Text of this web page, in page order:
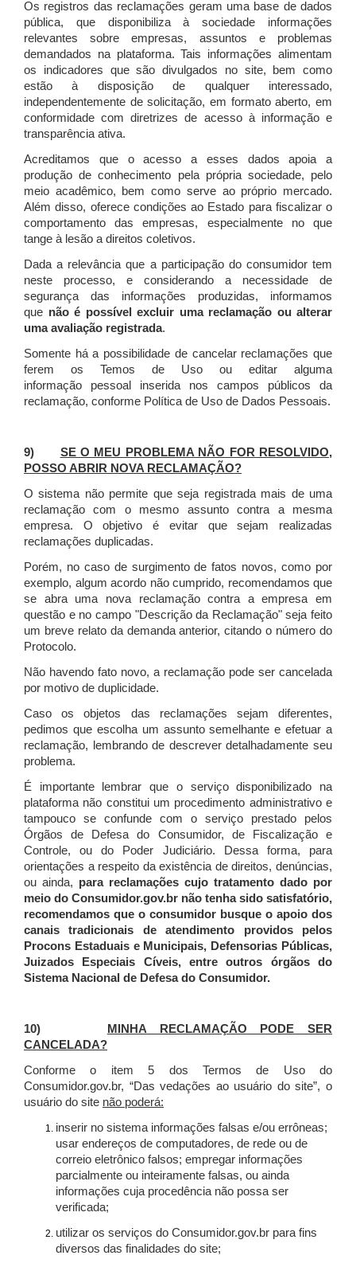
Os registros das reclamações geram uma base de dados
pública, que disponibiliza à sociedade informações
relevantes sobre empresas, assuntos e problemas
demandados na plataforma. Tais informações alimentam
os indicadores que são divulgados no site, bem como
estão à disposição de qualquer interessado,
independentemente de solicitação, em formato aberto, em
conformidade com diretrizes de acesso à informação e
transparência ativa.
Acreditamos que o acesso a esses dados apoia a
produção de conhecimento pela própria sociedade, pelo
meio acadêmico, bem como serve ao próprio mercado.
Além disso, oferece condições ao Estado para fiscalizar o
comportamento das empresas, especialmente no que
tange à lesão a direitos coletivos.
Dada a relevância que a participação do consumidor tem
neste processo, e considerando a necessidade de
segurança das informações produzidas, informamos
que não é possível excluir uma reclamação ou alterar
uma avaliação registrada.
Somente há a possibilidade de cancelar reclamações que
ferem os Temos de Uso ou editar alguma
informação pessoal inserida nos campos públicos da
reclamação, conforme Política de Uso de Dados Pessoais.
9) SE O MEU PROBLEMA NÃO FOR RESOLVIDO,
POSSO ABRIR NOVA RECLAMAÇÃO?
O sistema não permite que seja registrada mais de uma
reclamação com o mesmo assunto contra a mesma
empresa. O objetivo é evitar que sejam realizadas
reclamações duplicadas.
Porém, no caso de surgimento de fatos novos, como por
exemplo, algum acordo não cumprido, recomendamos que
se abra uma nova reclamação contra a empresa em
questão e no campo "Descrição da Reclamação" seja feito
um breve relato da demanda anterior, citando o número do
Protocolo.
Não havendo fato novo, a reclamação pode ser cancelada
por motivo de duplicidade.
Caso os objetos das reclamações sejam diferentes,
pedimos que escolha um assunto semelhante e efetuar a
reclamação, lembrando de descrever detalhadamente seu
problema.
É importante lembrar que o serviço disponibilizado na
plataforma não constitui um procedimento administrativo e
tampouco se confunde com o serviço prestado pelos
Órgãos de Defesa do Consumidor, de Fiscalização e
Controle, ou do Poder Judiciário. Dessa forma, para
orientações a respeito da existência de direitos, denúncias,
ou ainda, para reclamações cujo tratamento dado por
meio do Consumidor.gov.br não tenha sido satisfatório,
recomendamos que o consumidor busque o apoio dos
canais tradicionais de atendimento providos pelos
Procons Estaduais e Municipais, Defensorias Públicas,
Juizados Especiais Cíveis, entre outros órgãos do
Sistema Nacional de Defesa do Consumidor.
10)
MINHA RECLAMAÇÃO PODE SER
CANCELADA?
Conforme o item 5 dos Termos de Uso do
Consumidor.gov.br, “Das vedações ao usuário do site”, o
usuário do site não poderá:
inserir no sistema informações falsas e/ou errôneas;
usar endereços de computadores, de rede ou de
correio eletrônico falsos; empregar informações
parcialmente ou inteiramente falsas, ou ainda
informações cuja procedência não possa ser
verificada;
utilizar os serviços do Consumidor.gov.br para fins
diversos das finalidades do site;